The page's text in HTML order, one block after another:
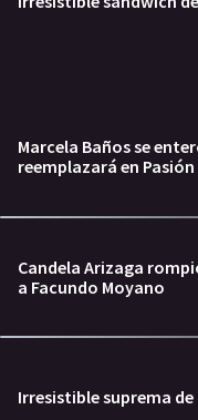
Marcela Baños se
reemplazará en
Candela Arizaga
a Facundo Moyano
Irresistible suprema